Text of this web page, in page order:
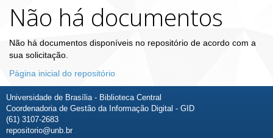
Não há documentos
Não há documentos disponíveis no repositório de acordo com a
sua solicitação.
Página inicial do repositório
Universidade de Brasília - Biblioteca Central
Coordenadoria de Gestão da Informação Digital - GID
(61) 3107-2683
repositorio@unb.br